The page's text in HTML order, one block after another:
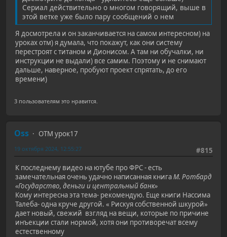
Сериал действительно о многом говорящий, выше в
этой ветке уже было пару сообщений о нем
Я досмотрела и он заканчивается на самом интересном) на
уроках отм) я думала, что покажут, как они систему
перестроят с титаном и Дионисом. А там ни обучалки, ни
инструкции не выдали) все самим. Поэтому и не снимают
дальше, наверное, пробуют проект спрятать, до его
времени)
3 пользователям это нравится.
Oss
ОТМ урок17
#815
19 октября 2024, 12:55:27
К последнему видео на ютубе про ФРС - есть
замечательная очень удачно написанная книгаМ. Ротбард
«Государство, деньги и центральный банк»
Кому интересна эта тема- рекомендую. Еще книги Нассима
Талеба- одна круче другой. « Рискуя собственной шкурой»
дает новый, свежий взгляд на вещи, которые по причине
инъекции стали нормой, хотя они противоречат всему
естественному